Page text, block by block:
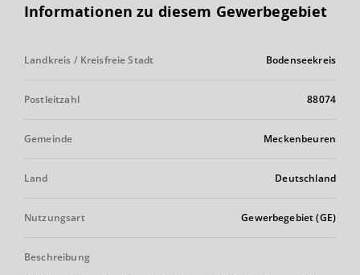
Informationen zu diesem Gewerbegebiet
Landkreis / Kreisfreie Stadt Bodenseekreis
Postleitzahl 88074
Gemeinde Meckenbeuren
Land Deutschland
Nutzungsart Gewerbegebiet (GE)
Beschreibung